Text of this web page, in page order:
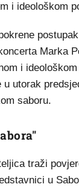
i ideološkom
Marka
i
utorak
saboru.
traži
u